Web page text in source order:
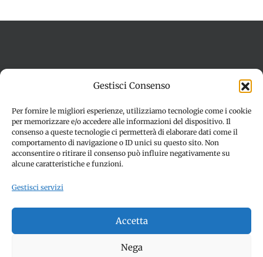
Gestisci Consenso
Per fornire le migliori esperienze, utilizziamo tecnologie come i cookie
per memorizzare e/o accedere alle informazioni del dispositivo. Il
consenso a queste tecnologie ci permetterà di elaborare dati come il
comportamento di navigazione o ID unici su questo sito. Non
acconsentire o ritirare il consenso può influire negativamente su
alcune caratteristiche e funzioni.
Gestisci servizi
Accetta
Nega
Disconoscimento
© Copyright 2012 -2026 | SPETTACOLI EVENTI - CIVITANOVA
MARCHE (MC) - Partita iva: 01907890436 | ALL RIGHTS
RESERVED | Made with ❤️ by